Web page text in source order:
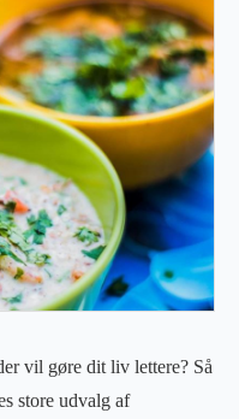
vil gøre dit liv lettere? Så
store udvalg af